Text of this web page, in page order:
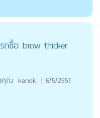
ถซื้อ brow thicker
คุณ kanok | 6/5/2551